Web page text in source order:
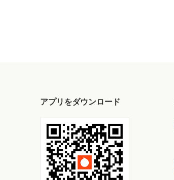
アプリをダウンロード